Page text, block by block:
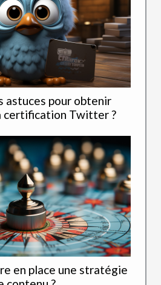
astuces pour obtenir
certification Twitter ?
en place une stratégie